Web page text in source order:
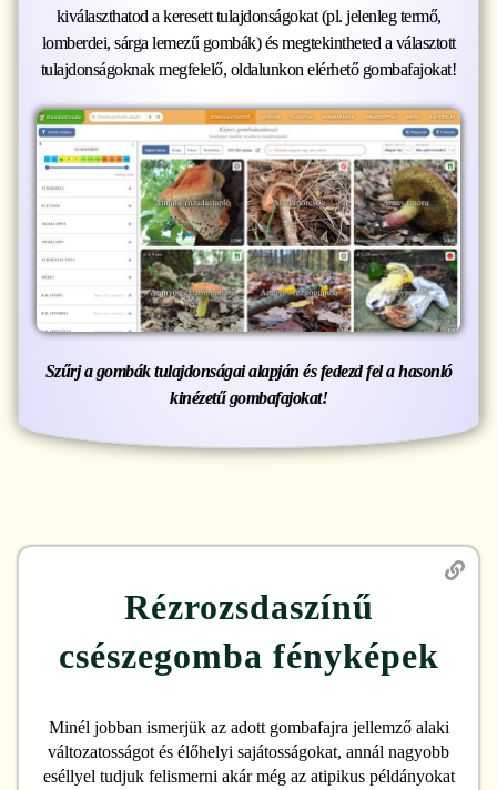
kiválaszthatod a keresett tulajdonságokat (pl. jelenleg termő,
lomberdei, sárga lemezű gombák) és megtekintheted a választott
tulajdonságoknak megfelelő, oldalunkon elérhető gombafajokat!
Szűrj a gombák tulajdonságai alapján és fedezd fel a hasonló
kinézetű gombafajokat!
Rézrozsdaszínű
csészegomba fényképek
Minél jobban ismerjük az adott gombafajra jellemző alaki
változatosságot és élőhelyi sajátosságokat, annál nagyobb
eséllyel tudjuk felismerni akár még az atipikus példányokat